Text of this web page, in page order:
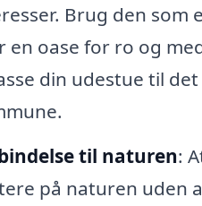
Brug den som
en oase for ro og
din udestue til
til naturen:
på naturen uden